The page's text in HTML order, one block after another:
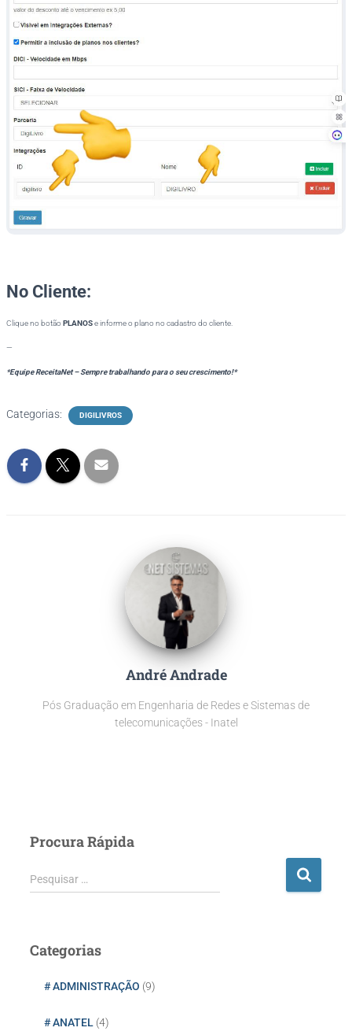
No Cliente:
Clique no botão PLANOSe informe o plano no cadastro do cliente.
—
*Equipe ReceitaNet – Sempre trabalhando para o seu crescimento!*
Categorias: DIGILIVROS
André Andrade
Pós Graduação em Engenharia de Redes e Sistemas de
telecomunicações - Inatel
Procura Rápida
P
e
u
Pesquisar …
Categorias
# ADMINISTRAÇÃO (9)
# ANATEL (4)